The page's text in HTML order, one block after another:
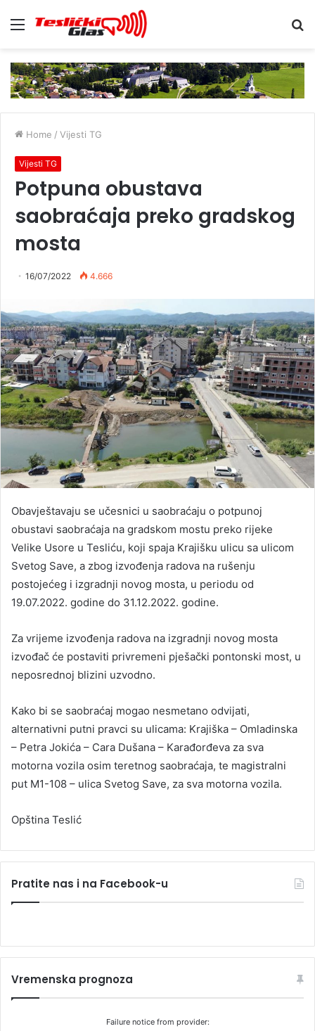
Menu
Home / Vijesti TG
Vijesti TG
Potpuna obustava
saobraćaja preko gradskog
mosta
16/07/2022 4.666
Obavještavaju se učesnici u saobraćaju o potpunoj
obustavi saobraćaja na gradskom mostu preko rijeke
Velike Usore u Tesliću, koji spaja Krajišku ulicu sa ulicom
Svetog Save, a zbog izvođenja radova na rušenju
postojećeg i izgradnji novog mosta, u periodu od
19.07.2022. godine do 31.12.2022. godine.
Za vrijeme izvođenja radova na izgradnji novog mosta
izvođač će postaviti privremeni pješački pontonski most, u
neposrednoj blizini uzvodno.
Kako bi se saobraćaj mogao nesmetano odvijati,
alternativni putni pravci su ulicama: Krajiška – Omladinska
– Petra Jokića – Cara Dušana – Karađorđeva za sva
motorna vozila osim teretnog saobraćaja, te magistralni
put M1-108 – ulica Svetog Save, za sva motorna vozila.
Opština Teslić
Pratite nas i na Facebook-u
Vremenska prognoza
Failure notice from provider: